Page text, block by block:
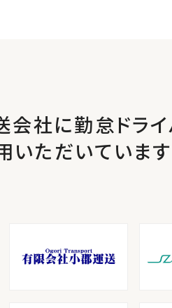
会社に勤怠ドラ
いただいています